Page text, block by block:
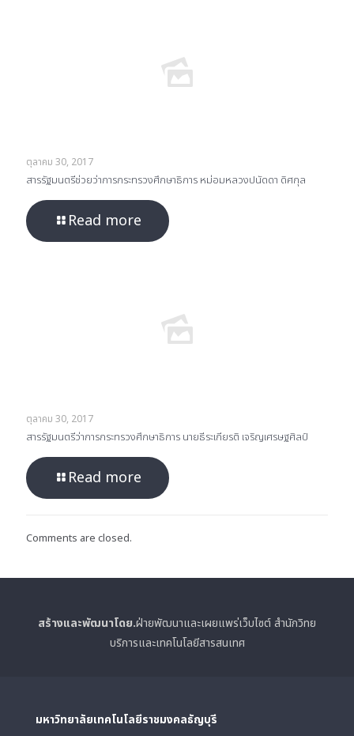
ตุลาคม 30, 2017
สารรัฐมนตรีช่วยว่าการกระทรวงศึกษาธิการ หม่อมหลวงปนัดดา ดิศกุล
Read more
ตุลาคม 30, 2017
สารรัฐมนตรีว่าการกระทรวงศึกษาธิการ นายธีระเกียรติ เจริญเศรษฐศิลป์
Read more
Comments are closed.
สร้างและพัฒนาโดย.ฝ่ายพัฒนาและเผยแพร่เว็บไซต์ สำนักวิทย
บริการและเทคโนโลยีสารสนเทศ
มหาวิทยาลัยเทคโนโลยีราชมงคลธัญบุรี